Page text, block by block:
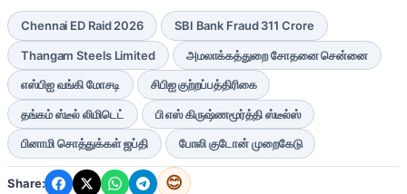
Chennai ED Raid 2026 SBI Bank Fraud 311 Crore
Thangam Steels Limited அமலாக்கத்துறை சோதனை சென்னை
எஸ்பிஐ வங்கி மோசடி சிபிஐ குற்றப்பத்திரிகை
தங்கம் ஸ்டீல் லிமிடெட் பி எஸ் கிருஷ்ணமூர்த்தி ஸ்டீல்ஸ்
பினாமி சொத்துக்கள் ஜப்தி போலி குடோன் முறைகேடு
Share: 😊